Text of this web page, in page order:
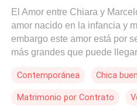
El Amor entre Chiara y
amor nacido en la infancia y
embargo este amor está por
más grandes que puede
Contemporánea Chica
Matrimonio por Contrato